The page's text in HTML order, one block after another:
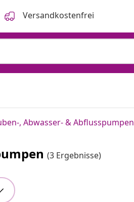
Versandkostenfrei
, Abwasser- & Abflusspumpen
(3 Ergebnisse)